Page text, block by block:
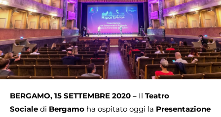
BERGAMO, 15 SETTEMBRE 2020 – Il Teatro
Sociale di Bergamo ha ospitato oggi la Presentazione